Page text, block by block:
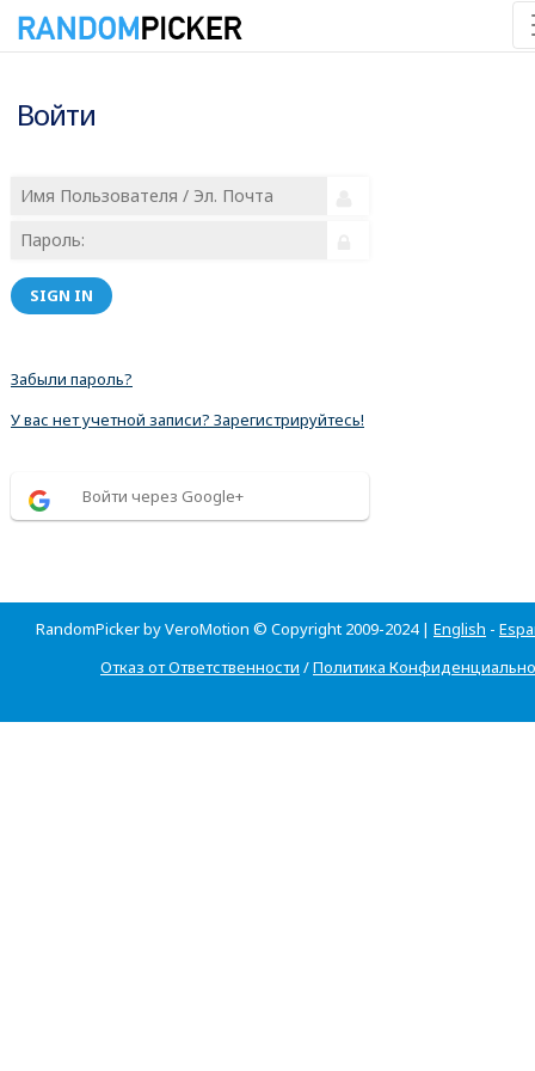
Войти
SIGN IN
Забыли пароль?
У вас нет учетной записи? Зарегистрируйтесь!
Войти через Google+
RandomPicker by VeroMotion © Copyright 2009-2024 | English -
Отказ от Ответственности /Политика